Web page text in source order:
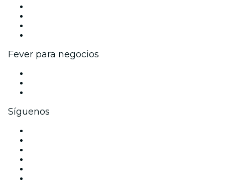
Fever para negocios
Síguenos